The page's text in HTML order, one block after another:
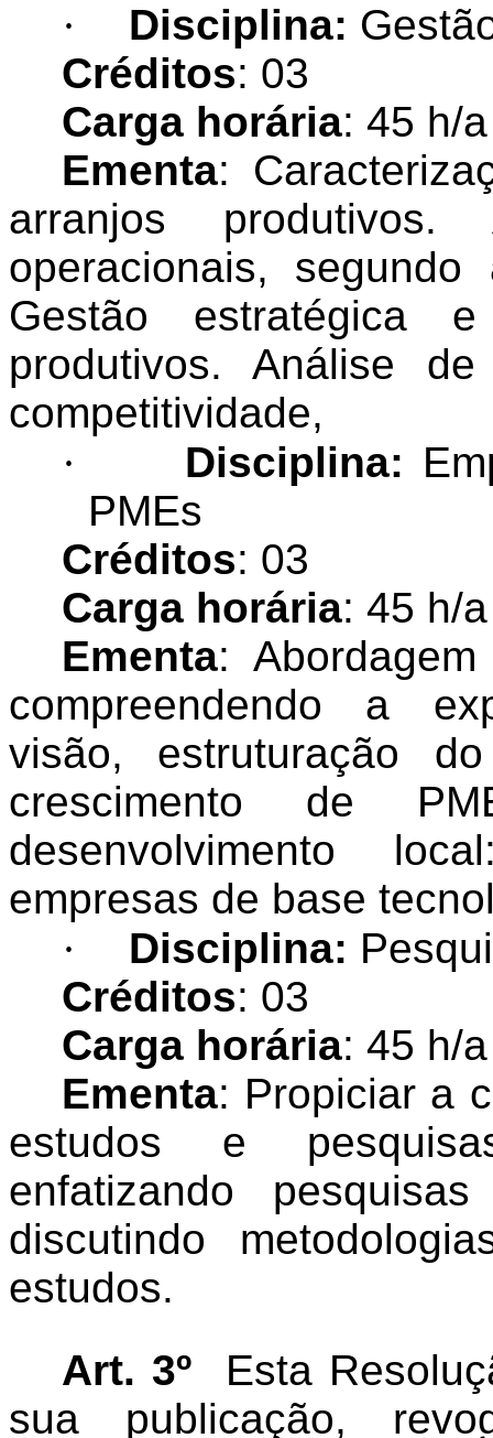
·
Disciplina:
Créditos: 03
Carga horária: 45 h/a
Ementa:
arranjos
operacionais,
Gestão estratégica
produtivos. Análise
competitividade,
·
Disciplina:
PMEs
Créditos: 03
Carga horária: 45 h/a
Ementa:
compreendendo a
visão, estruturação
crescimento de
desenvolvimento
empresas de base
·
Disciplina:
Créditos: 03
Carga horária: 45 h/a
Ementa: Propiciar a
estudos e
enfatizando
discutindo
estudos.
Art. 3º
Esta
sua publicação,